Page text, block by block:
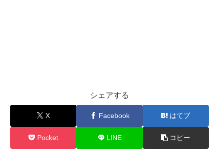
シェアする
X Facebook はてブ
Pocket LINE コピー